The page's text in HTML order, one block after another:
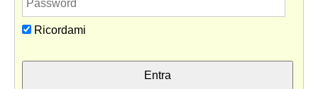
Ricordami